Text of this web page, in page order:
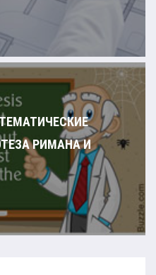
РИМАНА И